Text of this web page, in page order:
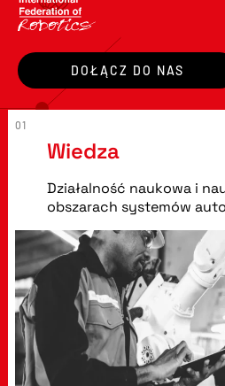
DOŁĄCZ DO NAS
01
Wiedza
Działalność naukowa i
obszarach systemów